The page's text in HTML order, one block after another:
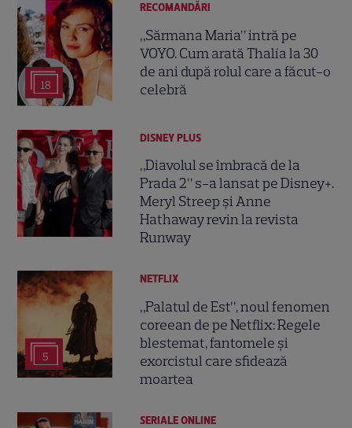
18
RECOMANDĂRI
„Sărmana Maria” intră pe
VOYO. Cum arată Thalía la 30
de ani după rolul care a făcut-o
celebră
DISNEY PLUS
„Diavolul se îmbracă de la
Prada 2” s-a lansat pe Disney+.
Meryl Streep și Anne
Hathaway revin la revista
Runway
5
NETFLIX
„Palatul de Est”, noul fenomen
coreean de pe Netflix: Regele
blestemat, fantomele și
exorcistul care sfidează
moartea
SERIALE ONLINE